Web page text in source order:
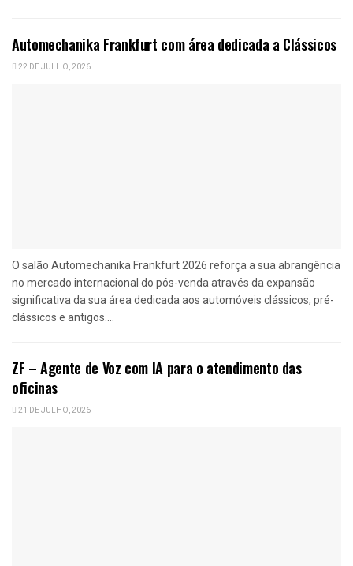
Automechanika Frankfurt com área dedicada a Clássicos
22 DE JULHO, 2026
O salão Automechanika Frankfurt 2026 reforça a sua abrangência
no mercado internacional do pós-venda através da expansão
significativa da sua área dedicada aos automóveis clássicos, pré-
clássicos e antigos....
ZF – Agente de Voz com IA para o atendimento das
oficinas
21 DE JULHO, 2026